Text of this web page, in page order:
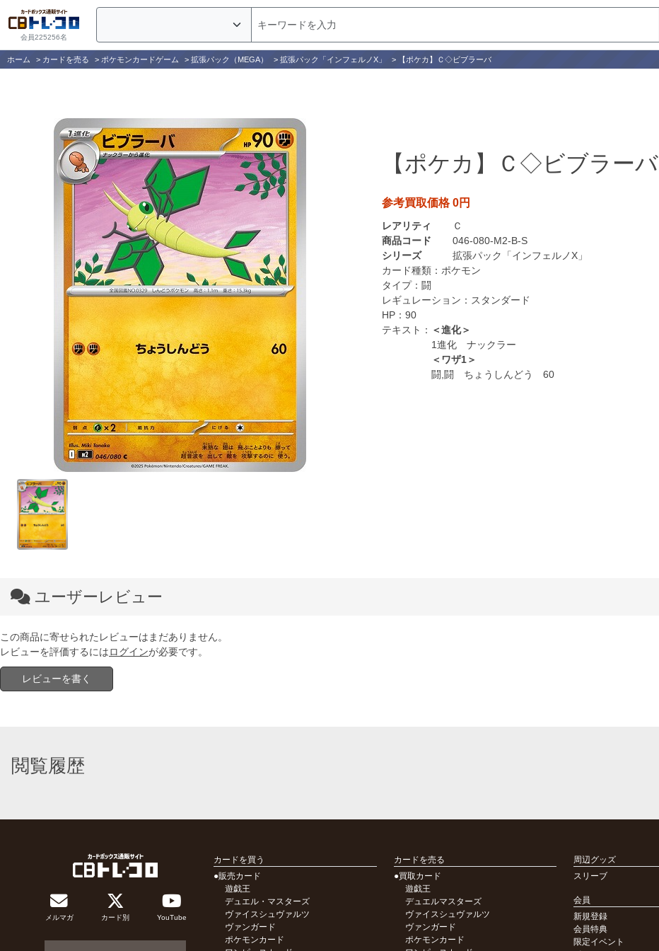
会員225256名
ホーム > カードを売る > ポケモンカードゲーム > 拡張パック（MEGA） > 拡張パック「インフェルノX」 > 【ポケカ】Ｃ◇ビブラーバ
【ポケカ】Ｃ◇ビブラーバ
参考買取価格 0円
レアリティ
Ｃ
商品コード
046-080-M2-B-S
シリーズ
拡張パック「インフェルノX」
カード種類： ポケモン
タイプ： 闘
レギュレーション： スタンダード
HP： 90
テキスト： ＜進化＞
1進化 ナックラー
＜ワザ1＞
闘,闘 ちょうしんどう 60
ユーザーレビュー
この商品に寄せられたレビューはまだありません。
レビューを評価するにはログインが必要です。
レビューを書く
閲覧履歴
メルマガ カード別 YouTube
カードを買う
●販売カード
遊戯王
デュエル・マスターズ
ヴァイスシュヴァルツ
ヴァンガード
ポケモンカード
カードを売る
●買取カード
遊戯王
デュエルマスターズ
ヴァイスシュヴァルツ
ヴァンガード
ポケモンカード
周辺グッズ
スリーブ
会員
新規登録
会員特典
限定イベント